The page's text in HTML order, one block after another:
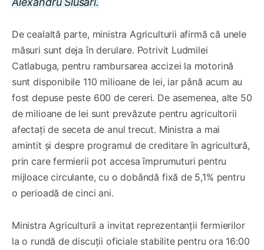
De cealaltă parte, ministra Agriculturii afirmă că unele
măsuri sunt deja în derulare. Potrivit Ludmilei
Catlabuga, pentru rambursarea accizei la motorină
sunt disponibile 110 milioane de lei, iar până acum au
fost depuse peste 600 de cereri. De asemenea, alte 50
de milioane de lei sunt prevăzute pentru agricultorii
afectați de seceta de anul trecut. Ministra a mai
amintit și despre programul de creditare în agricultură,
prin care fermierii pot accesa împrumuturi pentru
mijloace circulante, cu o dobândă fixă de 5,1% pentru
o perioadă de cinci ani.
Ministra Agriculturii a invitat reprezentanții fermierilor
la o rundă de discuții oficiale stabilite pentru ora 16:00